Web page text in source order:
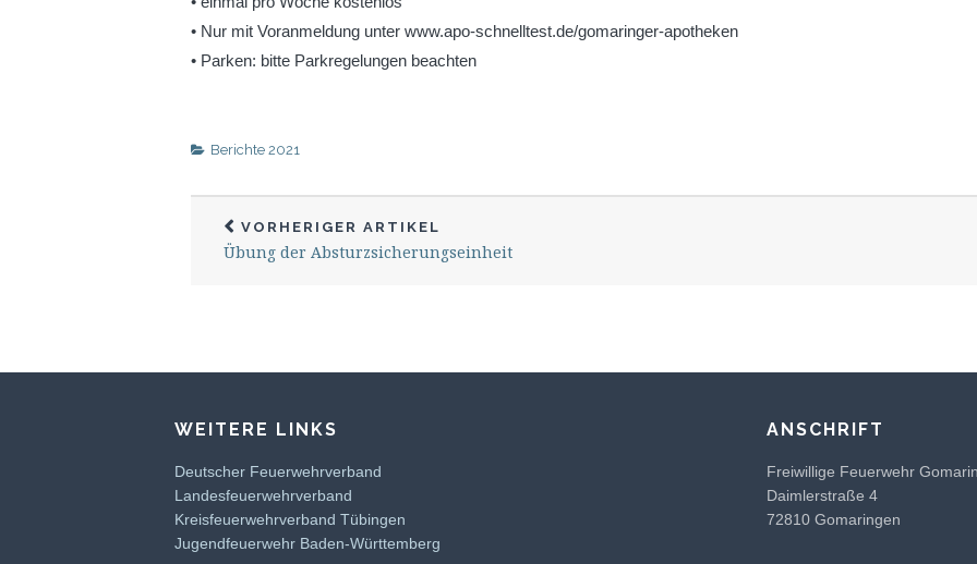
• Nur mit Voranmeldung unter www.apo-schnelltest.de/gomaringer-apotheken
• Parken: bitte Parkregelungen beachten
Berichte 2021
VORHERIGER ARTIKEL
Übung der Absturzsicherungseinheit
WEITERE LINKS
Deutscher Feuerwehrverband
Landesfeuerwehrverband
Kreisfeuerwehrverband Tübingen
Jugendfeuerwehr Baden-Württemberg
ANSCHRIFT
Freiwillige Feuerwehr
Daimlerstraße 4
72810 Gomaringen